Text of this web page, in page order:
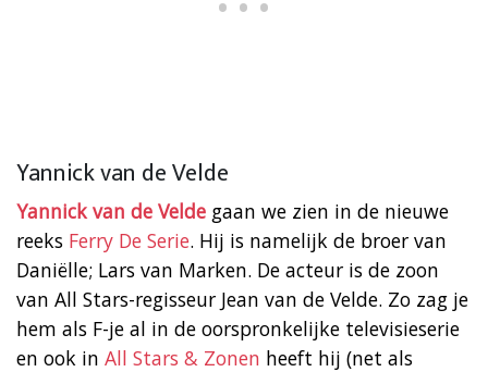
Yannick van de Velde
Yannick van de Velde gaan we zien in de nieuwe
reeks Ferry De Serie. Hij is namelijk de broer van
Daniëlle; Lars van Marken. De acteur is de zoon
van All Stars-regisseur Jean van de Velde. Zo zag je
hem als F-je al in de oorspronkelijke televisieserie
en ook in All Stars & Zonen heeft hij (net als